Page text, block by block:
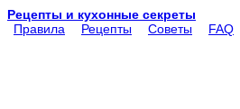
Рецепты и кухонные секреты
Правила
Рецепты Советы FAQ